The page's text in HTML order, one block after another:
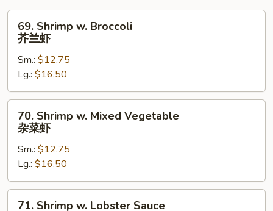
Shrimp
Broccoli
兰
虾
69. Shrimp w. Broccoli
芥兰虾
Sm.: $12.75
Lg.: $16.50
Shrimp
Mixed
Vegetable
杂
菜
70. Shrimp w. Mixed Vegetable
杂菜虾
Sm.: $12.75
Lg.: $16.50
71. Shrimp w. Lobster Sauce